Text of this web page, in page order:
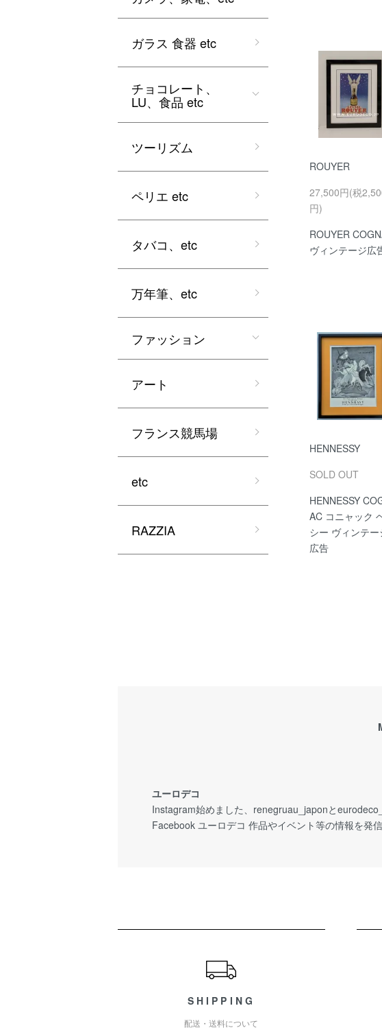
ROUYER
27,500円(税
円)
ROUYER
ヴィンテージ広
HENNESSY
SOLD OUT
HENNESSY
AC コニャック
シー ヴィンテー
広告
ガラス 食器 etc
チョコレート、
LU、食品 etc
ツーリズム
ペリエ etc
タバコ、etc
万年筆、etc
ファッション
アート
フランス競馬場
etc
RAZZIA
ユーロデコ
Instagram始めました、renegruau_japonと
Facebook ユーロデコ 作品やイベント等の情報を発
SHIPPING
配送・送料について